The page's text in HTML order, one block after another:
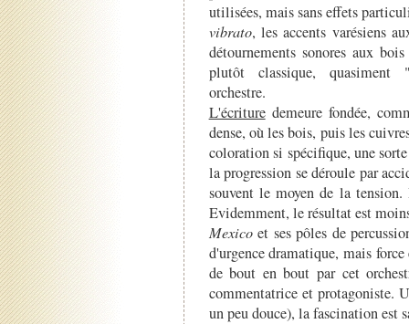
utilisées, mais sans effets
vibrato, les accents varésiens
détournements sonores aux
plutôt classique, quasiment
orchestre.
L'écrituredemeure fondée,
dense, où les bois, puis les
coloration si spécifique, une
la progression se déroule par
souvent le moyen de la
Evidemment, le résultat est
Mexicoet ses pôles de
d'urgence dramatique, mais
de bout en bout par cet
commentatrice et protagoniste.
un peu douce), la fascination est